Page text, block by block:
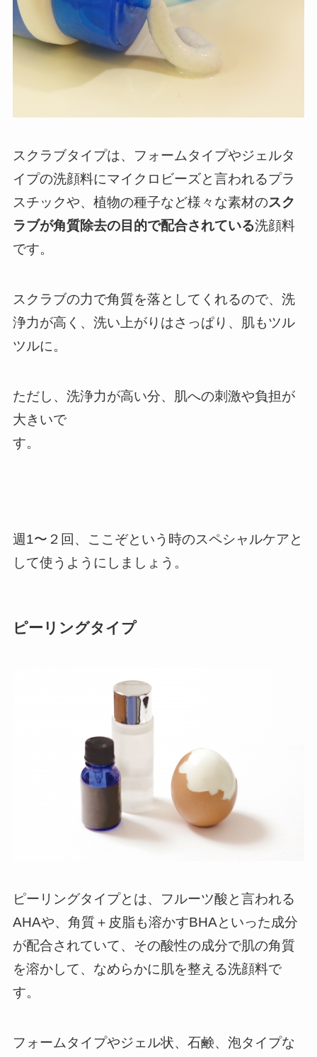
スクラブタイプは、フォームタイプやジェルタ
イプの洗顔料にマイクロビーズと言われるプラ
スチックや、植物の種子など様々な素材のスク
ラブが角質除去の目的で配合されている洗顔料
です。
スクラブの力で角質を落としてくれるので、洗
浄力が高く、洗い上がりはさっぱり、肌もツル
ツルに。
ただし、洗浄力が高い分、肌への刺激や負担が
大きいで
す。
週1〜２回、ここぞという時のスペシャルケアと
して使うようにしましょう。
ピーリングタイプ
ピーリングタイプとは、フルーツ酸と言われる
AHAや、角質＋皮脂も溶かすBHAといった成分
が配合されていて、その酸性の成分で肌の角質
を溶かして、なめらかに肌を整える洗顔料で
す。
フォームタイプやジェル状、石鹸、泡タイプな